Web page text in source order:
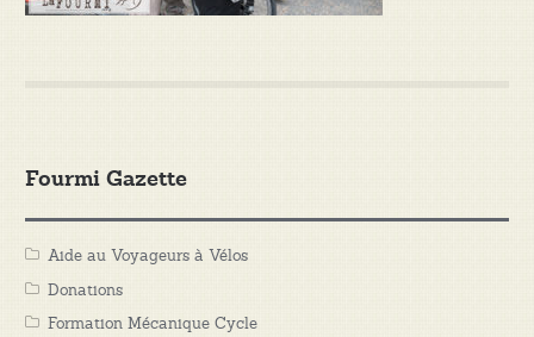
Fourmi Gazette
Aide au Voyageurs à Vélos
Donations
Formation Mécanique Cycle